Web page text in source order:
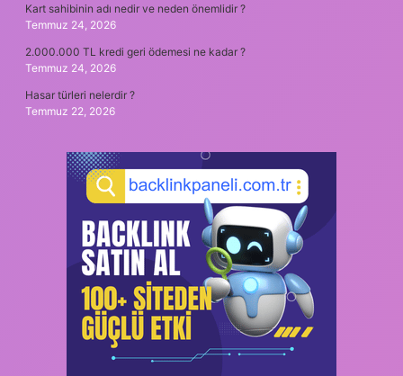
Kart sahibinin adı nedir ve neden önemlidir ?
Temmuz 24, 2026
2.000.000 TL kredi geri ödemesi ne kadar ?
Temmuz 24, 2026
Hasar türleri nelerdir ?
Temmuz 22, 2026